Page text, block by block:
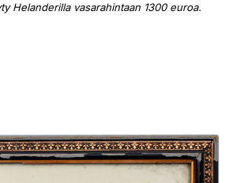
Helanderilla vasarahintaan 1300 euroa.